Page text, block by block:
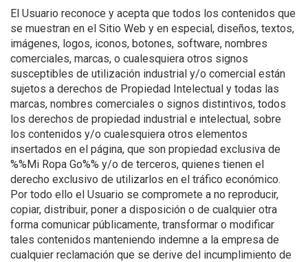
El Usuario reconoce y acepta que todos los contenidos que
se muestran en el Sitio Web y en especial, diseños, textos,
imágenes, logos, iconos, botones, software, nombres
comerciales, marcas, o cualesquiera otros signos
susceptibles de utilización industrial y/o comercial están
sujetos a derechos de Propiedad Intelectual y todas las
marcas, nombres comerciales o signos distintivos, todos
los derechos de propiedad industrial e intelectual, sobre
los contenidos y/o cualesquiera otros elementos
insertados en el página, que son propiedad exclusiva de
%%Mi Ropa Go%% y/o de terceros, quienes tienen el
derecho exclusivo de utilizarlos en el tráfico económico.
Por todo ello el Usuario se compromete a no reproducir,
copiar, distribuir, poner a disposición o de cualquier otra
forma comunicar públicamente, transformar o modificar
tales contenidos manteniendo indemne a la empresa de
cualquier reclamación que se derive del incumplimiento de